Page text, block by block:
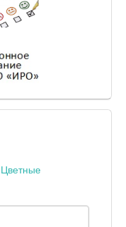
Цветные